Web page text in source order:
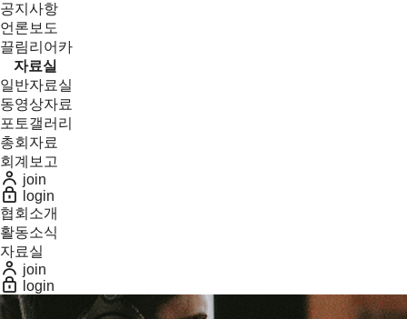
공지사항
언론보도
끌림리어카
자료실
일반자료실
동영상자료
포토갤러리
총회자료
회계보고
join
login
협회소개
활동소식
자료실
join
login